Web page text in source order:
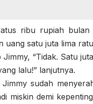
ribu rupiah
uang satu juta lima
Jimmy, “Tidak. Satu
lalu!” lanjutnya.
sudah
miskin demi